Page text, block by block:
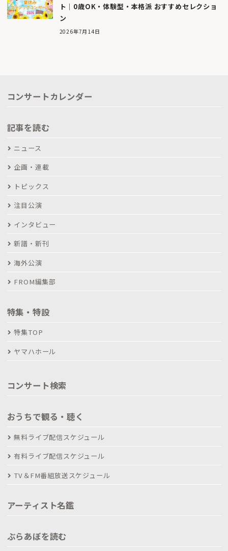
ト｜0歳OK・体験型・本格派 おすすめセレクショ
ン
2026年7月14日
コンサートカレンダー
記事を読む
ニュース
企画・連載
トピックス
注目公演
インタビュー
新譜・新刊
海外公演
FROM編集部
特集・特設
特集TOP
ヤマハホール
コンサート検索
おうちで観る・聴く
無料ライブ配信スケジュール
有料ライブ配信スケジュール
TV＆FM番組放送スケジュール
アーティスト名鑑
ぶらあぼを読む